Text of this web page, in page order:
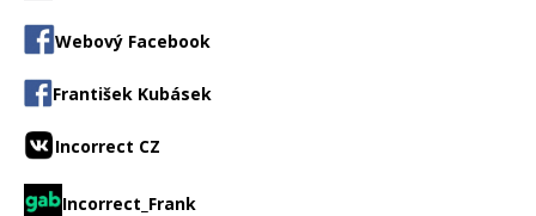
Webový Facebook
František Kubásek
Incorrect CZ
Incorrect_Frank